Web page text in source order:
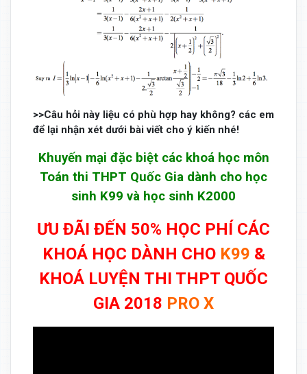
>>Câu hỏi này liệu có phù hợp hay không? các em
để lại nhận xét dưới bài viết cho ý kiến nhé!
Khuyến mại đặc biệt các khoá học môn
Toán thi THPT Quốc Gia dành cho học
sinh K99 và học sinh K2000
ƯU ĐÃI ĐẾN 50% HỌC PHÍ CÁC
KHOÁ HỌC DÀNH CHO K99 &
KHOÁ LUYỆN THI THPT QUỐC
GIA 2018 PRO X